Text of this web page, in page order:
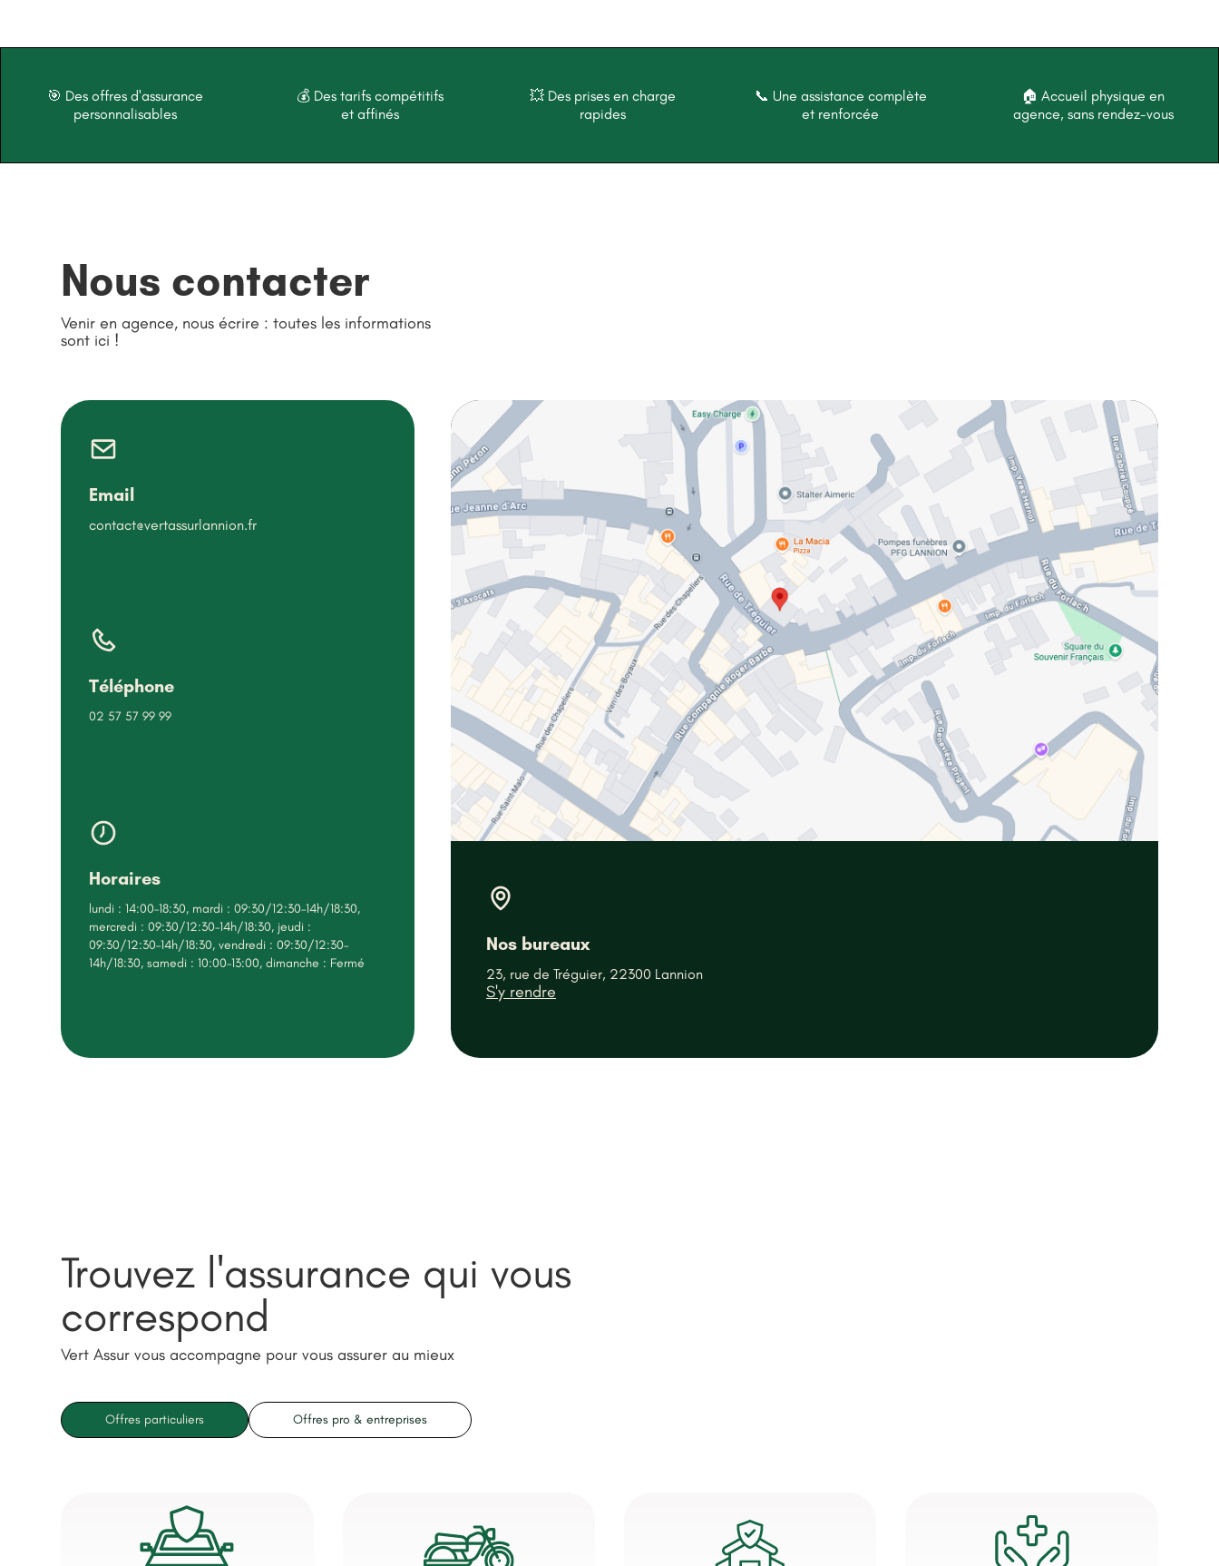
🎯 Des offres d'assurance
personnalisables
💰 Des tarifs compétitifs
et affinés
💥 Des prises en charge
rapides
📞 Une assistance complète
et renforcée
🏠 Accueil physique en
agence, sans rendez-vous
Nous contacter
Venir en agence, nous écrire : toutes les informations
sont ici !
Email
contact@vertassurlannion.fr
Téléphone
02 57 57 99 99
Horaires
lundi : 14:00–18:30, mardi : 09:30/12:30–14h/18:30,
mercredi : 09:30/12:30–14h/18:30, jeudi :
09:30/12:30–14h/18:30, vendredi : 09:30/12:30–
14h/18:30, samedi : 10:00–13:00, dimanche : Fermé
Nos bureaux
23, rue de Tréguier, 22300 Lannion
S'y rendre
Trouvez l'assurance qui vous
correspond
Vert Assur vous accompagne pour vous assurer au mieux
Offres particuliers Offres pro & entreprises